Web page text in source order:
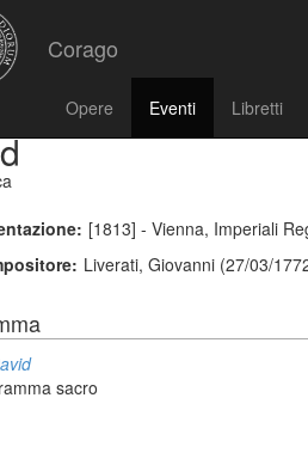
Corago
Opere Eventi Libretti
[1813] - Vienna, Imperiali
Liverati, Giovanni (27/03/
sacro